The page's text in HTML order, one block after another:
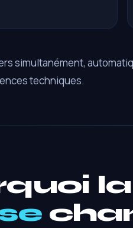
simultanément,
techniques.
la